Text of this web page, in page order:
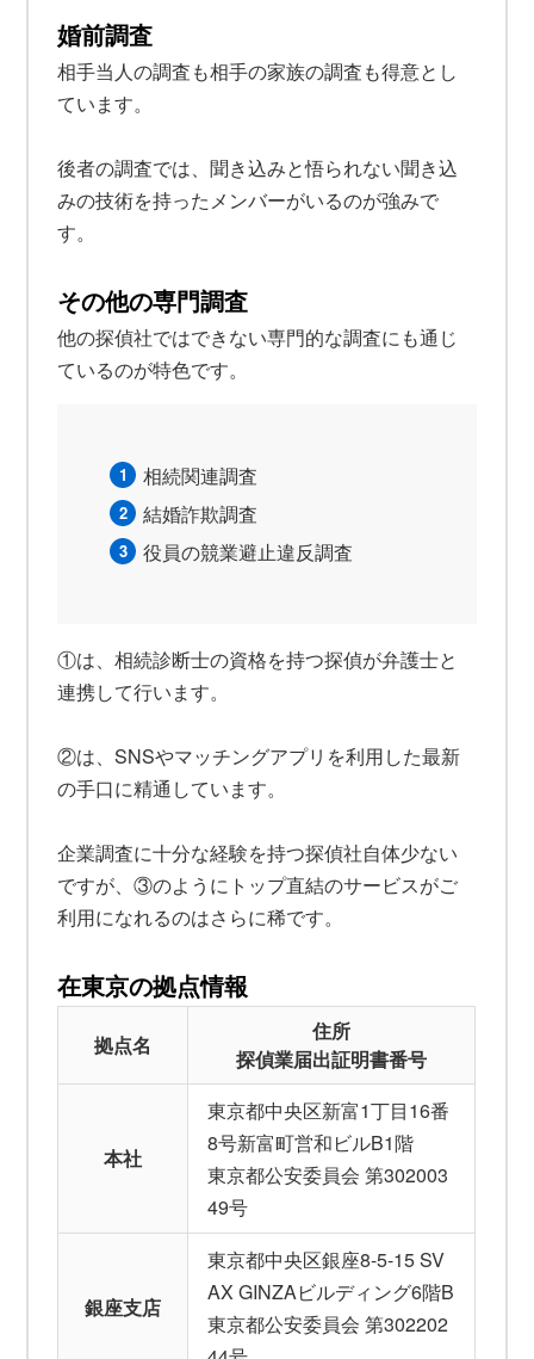
婚前調査
相手当人の調査も相手の家族の調査も得意とし
ています。
後者の調査では、聞き込みと悟られない聞き込
みの技術を持ったメンバーがいるのが強みで
す。
その他の専門調査
他の探偵社ではできない専門的な調査にも通じ
ているのが特色です。
相続関連調査
結婚詐欺調査
役員の競業避止違反調査
①は、相続診断士の資格を持つ探偵が弁護士と
連携して行います。
②は、SNSやマッチングアプリを利用した最新
の手口に精通しています。
企業調査に十分な経験を持つ探偵社自体少ない
ですが、③のようにトップ直結のサービスがご
利用になれるのはさらに稀です。
在東京の拠点情報
拠点名
住所
探偵業届出証明書番号
本社
東京都中央区新富1丁目16番
8号新富町営和ビルB1階
東京都公安委員会 第302003
49号
銀座支店
東京都中央区銀座8-5-15 SV
AX GINZAビルディング6階B
東京都公安委員会 第302202